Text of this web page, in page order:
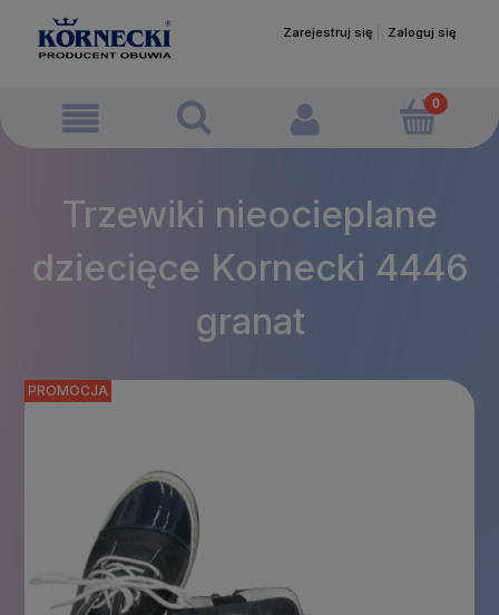
Zarejestruj się Zaloguj się
Trzewiki nieocieplane
dziecięce Kornecki 4446
granat
PROMOCJA